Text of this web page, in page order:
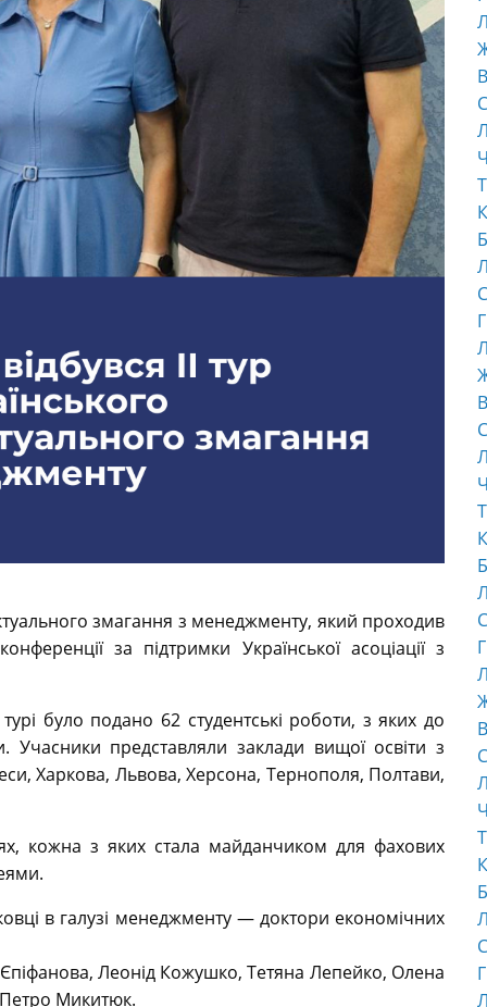
змагання з менеджменту, який проходив
за підтримки Української асоціації з
було подано 62 студентські роботи, з яких до
Учасники представляли заклади вищої освіти з
Харкова, Львова, Херсона, Тернополя, Полтави,
кожна з яких стала майданчиком для фахових
в галузі менеджменту — доктори економічних
Леонід Кожушко, Тетяна Лепейко, Олена
Микитюк.